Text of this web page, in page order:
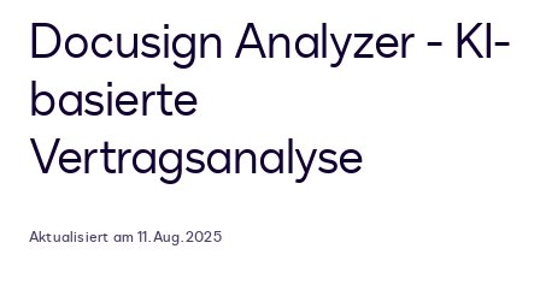
Docusign Analyzer - KI-
basierte
Vertragsanalyse
Aktualisiert am 11. Aug. 2025